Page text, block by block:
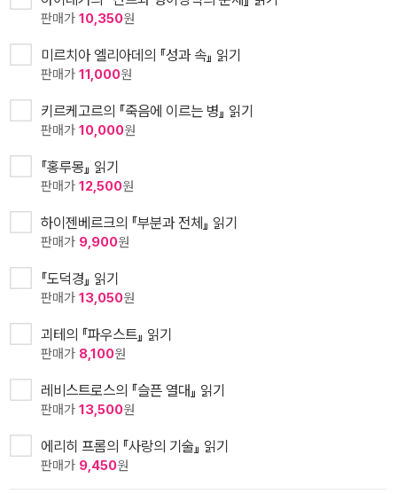
판매가 10,350원
미르치아 엘리아데의 『성과 속』 읽기
판매가 11,000원
키르케고르의 『죽음에 이르는 병』 읽기
판매가 10,000원
『홍루몽』 읽기
판매가 12,500원
하이젠베르크의 『부분과 전체』 읽기
판매가 9,900원
『도덕경』 읽기
판매가 13,050원
괴테의 『파우스트』 읽기
판매가 8,100원
레비스트로스의 『슬픈 열대』 읽기
판매가 13,500원
에리히 프롬의 『사랑의 기술』 읽기
판매가 9,450원